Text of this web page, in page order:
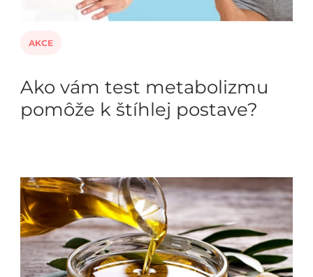
AKCE
Ako vám test metabolizmu
pomôže k štíhlej postave?